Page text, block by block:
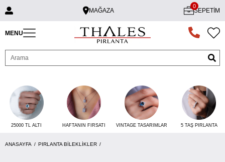
MAĞAZA SEPETIM
0
MENU
25000 TL ALTI HAFTANIN FIRSATI VINTAGE TASARIMLAR 5 TAŞ PIRLANTA
ANASAYFA PIRLANTA BILEKLIKLER